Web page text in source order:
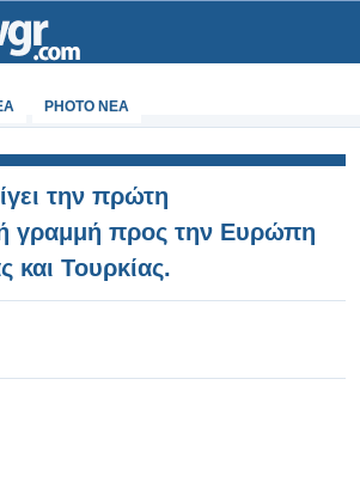
PHOTO NEA
την πρώτη
γραμμή προς την Ευρώπη
και Τουρκίας.